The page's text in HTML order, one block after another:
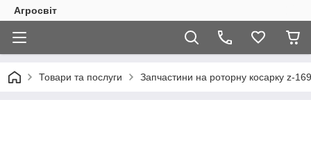
Агросвіт
Товари та послуги Запчастини на роторну косарку z-